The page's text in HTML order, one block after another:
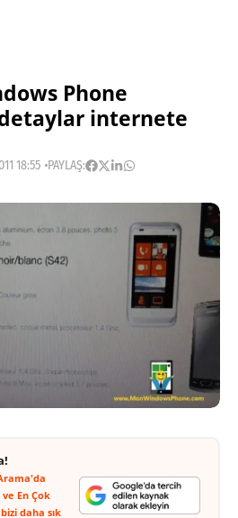
Phone
internete
18:55 PAYLAŞ:
En Çok
daha sık